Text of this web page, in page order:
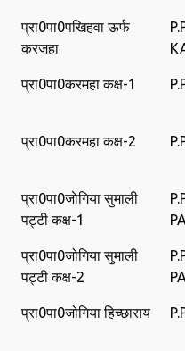
प्रा0पा0पखिहवा ऊर्फ
करजहा
प्रा0पा0करमहा कक्ष-1
प्रा0पा0करमहा कक्ष-2
प्रा0पा0जाेगिया सुमाली
पट्टी कक्ष-1
प्रा0पा0जोगिया सुमाली
पट्टी कक्ष-2
प्रा0पा0जोगिया हिच्‍छाराय